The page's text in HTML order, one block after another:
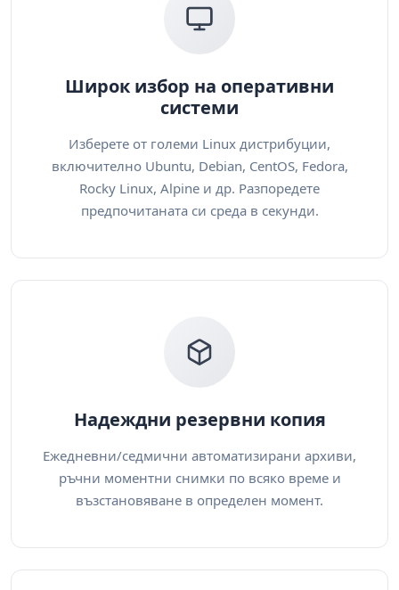
Широк избор на оперативни
системи
Изберете от големи Linux дистрибуции,
включително Ubuntu, Debian, CentOS, Fedora,
Rocky Linux, Alpine и др. Разпоредете
предпочитаната си среда в секунди.
Надеждни резервни копия
Ежедневни/седмични автоматизирани архиви,
ръчни моментни снимки по всяко време и
възстановяване в определен момент.